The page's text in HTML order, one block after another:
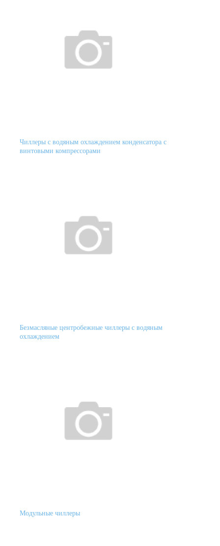
Чиллеры с водяным охлаждением конденсатора с
винтовыми компрессорами
Безмасляные центробежные чиллеры с водяным
охлаждением
Модульные чиллеры